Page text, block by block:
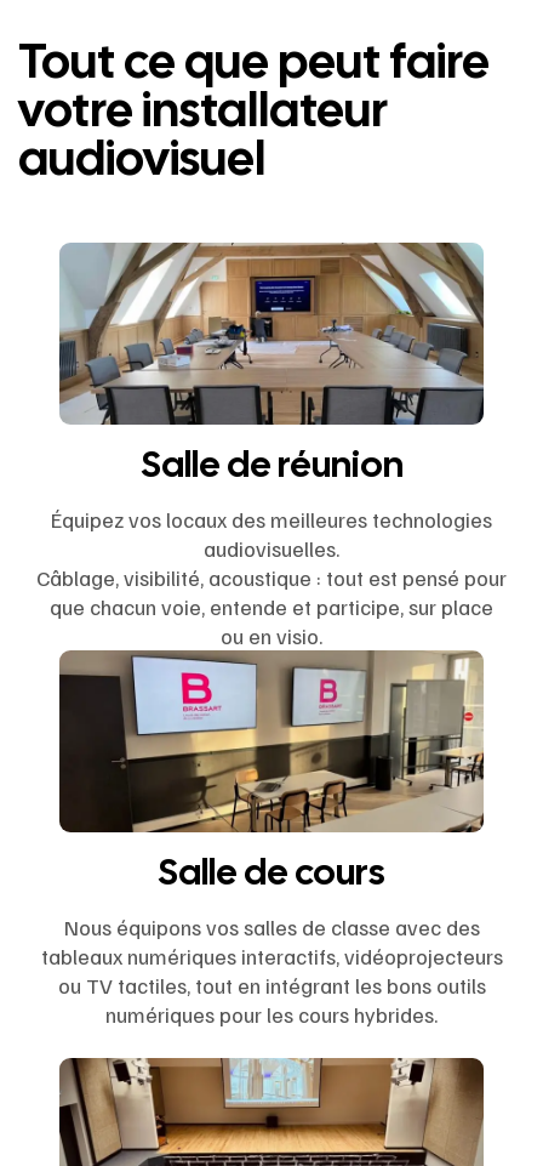
Tout ce que peut faire
votre installateur
audiovisuel
Salle de réunion
Équipez vos locaux des meilleures technologies
audiovisuelles.
Câblage, visibilité, acoustique : tout est pensé pour
que chacun voie, entende et participe, sur place
ou en visio.
Salle de cours
Nous équipons vos salles de classe avec des
tableaux numériques interactifs, vidéoprojecteurs
ou TV tactiles, tout en intégrant les bons outils
numériques pour les cours hybrides.